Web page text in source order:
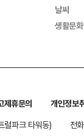
날씨
생활문
제휴문의
개인정보
럴파크 타워동)
전